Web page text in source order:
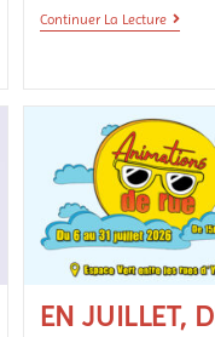
Continuer La Lecture
EN JUILLET,